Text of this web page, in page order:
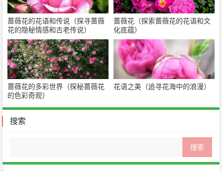
蔷薇花的花语和传说（探寻蔷薇
花的隐秘情感和古老传说）
蔷薇花（探索蔷薇花的花语和文
化底蕴）
蔷薇花的多彩世界（探秘蔷薇花
的色彩奇观）
花语之美（追寻花海中的浪漫）
搜索